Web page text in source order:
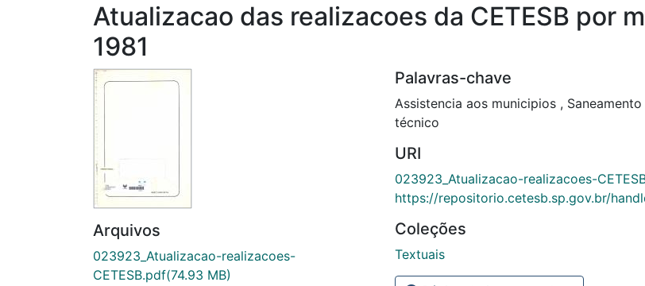
Atualizacao das realizacoes da CETESB por
1981
Arquivos
023923_Atualizacao-realizacoes-
CETESB.pdf(74.93 MB)
Palavras-chave
Assistencia aos municipios ,
técnico
URI
023923_Atualizacao-realizacoes-
https://repositorio.cetesb.sp.gov.br/
Coleções
Textuais